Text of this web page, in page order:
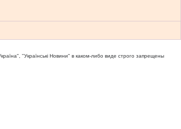
"Українськi Новини" в каком-либо виде строго запрещены